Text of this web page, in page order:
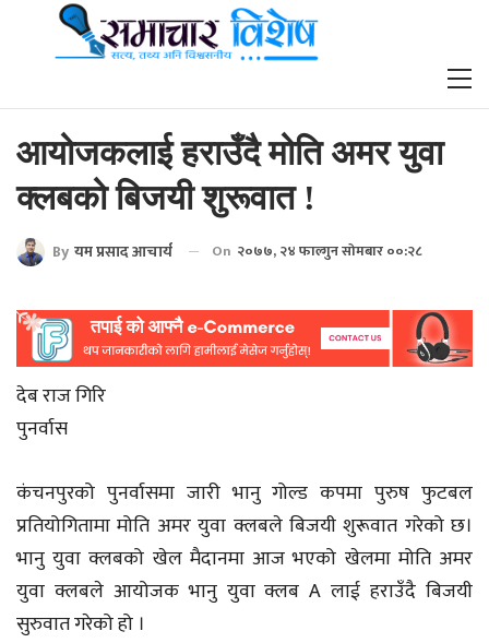
आयोजकलाई हराउँदै मोति अमर युवा
क्लबको बिजयी शुरूवात !
By यम प्रसाद आचार्य On २०७७, २४ फाल्गुन सोमबार ००:२८
देब राज गिरि
पुनर्वास
कंचनपुरको पुनर्वासमा जारी भानु गोल्ड कपमा पुरुष फुटबल
प्रतियोगितामा मोति अमर युवा क्लबले बिजयी शुरूवात गरेको छ।
भानु युवा क्लबको खेल मैदानमा आज भएको खेलमा मोति अमर
युवा क्लबले आयोजक भानु युवा क्लब A लाई हराउँदै बिजयी
सुरुवात गरेको हो ।